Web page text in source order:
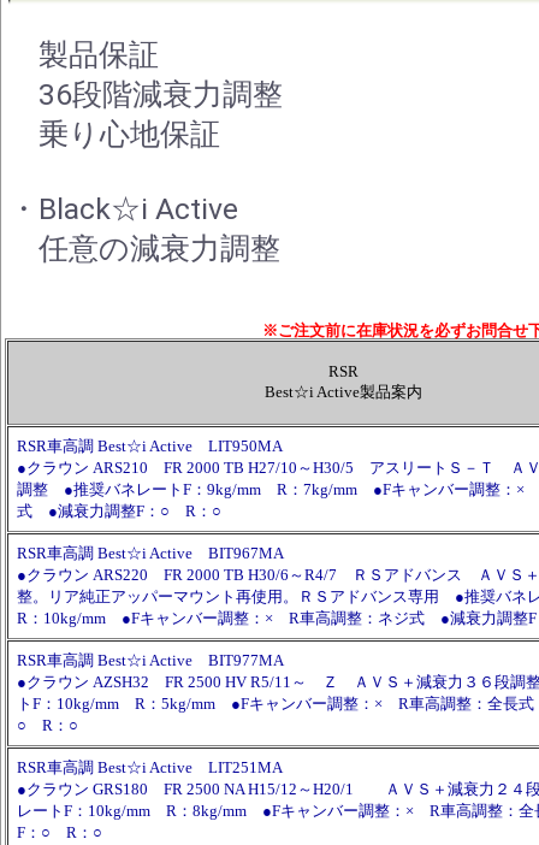
製品保証
36段階減衰力調整
乗り心地保証
・Black☆i Active
任意の減衰力調整
※ご注文前に在庫状況を必ずお問合せ
RSR
Best☆i Active製品案内
RSR車高調 Best☆i Active LIT950MA
●クラウン ARS210 FR 2000 TB H27/10～H30/5 アスリートＳ－Ｔ Ａ
調整 ●推奨バネレートF：9kg/mm R：7kg/mm ●Fキャンバー調整：×
式 ●減衰力調整F：○ R：○
RSR車高調 Best☆i Active BIT967MA
●クラウン ARS220 FR 2000 TB H30/6～R4/7 ＲＳアドバンス ＡＶＳ
整。リア純正アッパーマウント再使用。ＲＳアドバンス専用 ●推奨バ
R：10kg/mm ●Fキャンバー調整：× R車高調整：ネジ式 ●減衰力調整
RSR車高調 Best☆i Active BIT977MA
●クラウン AZSH32 FR 2500 HV R5/11～ Ｚ ＡＶＳ＋減衰力３６段調
トF：10kg/mm R：5kg/mm ●Fキャンバー調整：× R車高調整：全長
○ R：○
RSR車高調 Best☆i Active LIT251MA
●クラウン GRS180 FR 2500 NA H15/12～H20/1 ＡＶＳ＋減衰力２４
レートF：10kg/mm R：8kg/mm ●Fキャンバー調整：× R車高調整：
F：○ R：○